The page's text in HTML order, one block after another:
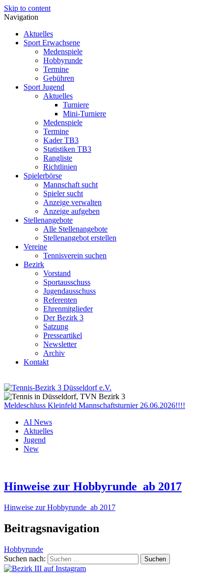
Skip to content
Navigation
Aktuelles
Sport Erwachsene
Medenspiele
Hobbyrunde
Termine
Gebühren
Sport Jugend
Aktuelles
Turniere
Mini-Turniere
Medenspiele
Termine
Kader TB3
Statistiken TB3
Rangliste
Richtlinien
Spielerbörse
Mannschaft sucht
Spieler sucht
Anzeige verwalten
Anzeige aufgeben
Stellenangebote
Alle Stellenangebote
Stellenangebot erstellen
Vereine
Tennisverein suchen
Bezirk
Vorstand
Sportausschuss
Jugendausschuss
Referenten
Ehrenmitglieder
Der Bezirk 3
Satzung
Presseartikel
Newsletter
Archiv
Kontakt
Meldeschluss Kleinfeld Mannschaftsturnier 26.06.2026!!!!
AI News
Aktuelles
Jugend
New
Hinweise zur Hobbyrunde_ab 2017
Hinweise zur Hobbyrunde_ab 2017
Beitragsnavigation
Hobbyrunde
Suchen nach: